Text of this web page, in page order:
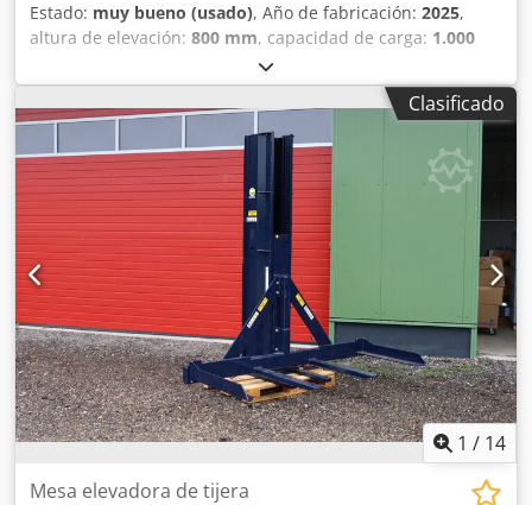
Estado: muy bueno (usado), Año de fabricación: 2025,
altura de elevación: 800 mm, capacidad de carga: 1.000
, Mesa elevadora Translyft. Modelo TUB 1000. 1000 kg
de capacidad. 1 año de antigüedad (2025). Elevación
máxima 800 mm. Dimensiones exteriores 1450 x 1085 mm.
Se incluye documentación del fabricante. 4 mesas
elevadoras disponibles. Se venden juntas o por separado.
Crodpfxjy Ubtnj Aggof
Clasificado
1 / 14
Mesa elevadora de tijera